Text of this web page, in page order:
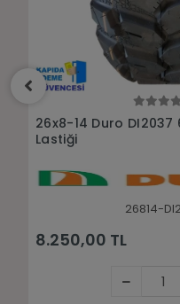
26x8-14 26x10-14
6Kat Ön Arka Takım
26814-
31.500,00 TL